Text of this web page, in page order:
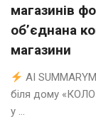
магазинів
об’єднана
магазини
AI
біля дому
у ...